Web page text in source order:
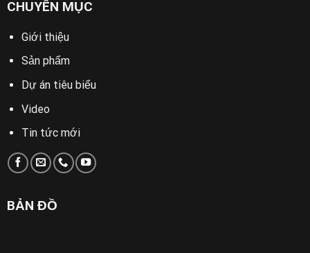
CHUYÊN MỤC
Giới thiệu
Sản phẩm
Dự án tiêu biểu
Video
Tin tức mới
BẢN ĐỒ